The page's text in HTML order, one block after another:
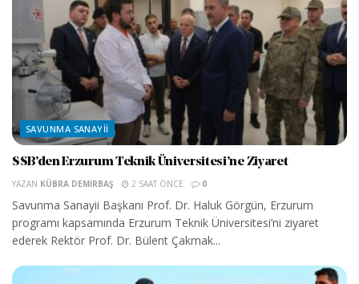
SAVUNMA SANAYII
SSB’den Erzurum Teknik Üniversitesi’ne Ziyaret
YAZAN KÜBRA DEMIRBAŞ 2 SAAT ÖNCE 0
Savunma Sanayii Başkanı Prof. Dr. Haluk Görgün, Erzurum
programı kapsamında Erzurum Teknik Üniversitesi’ni ziyaret
ederek Rektör Prof. Dr. Bülent Çakmak...